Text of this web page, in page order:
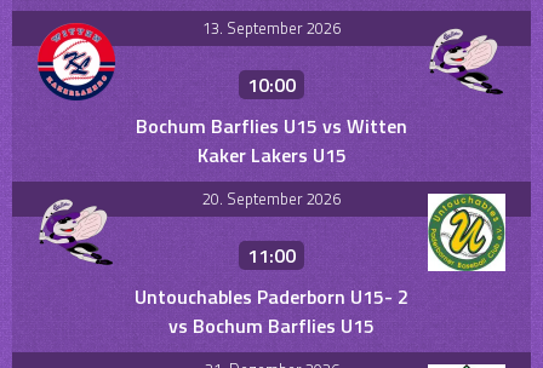
13. September 2026
10:00
Bochum Barflies U15 vs Witten
Kaker Lakers U15
20. September 2026
11:00
Untouchables Paderborn U15- 2
vs Bochum Barflies U15